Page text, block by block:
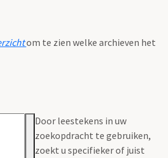
om te zien welke archieven het
Door leestekens in uw
zoekopdracht te gebruiken,
zoekt u specifieker of juist